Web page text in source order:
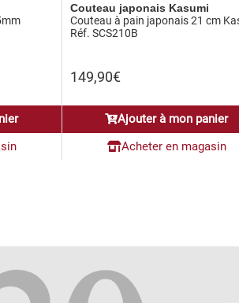
Couteau japonais Kasumi
Couteau à pain japonais 21 cm
Réf. SCS210B
149,90€
Ajouter à mon panier
Acheter en magasin